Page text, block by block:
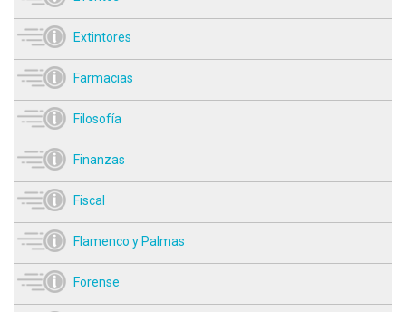
Extintores
Farmacias
Filosofía
Finanzas
Fiscal
Flamenco y Palmas
Forense